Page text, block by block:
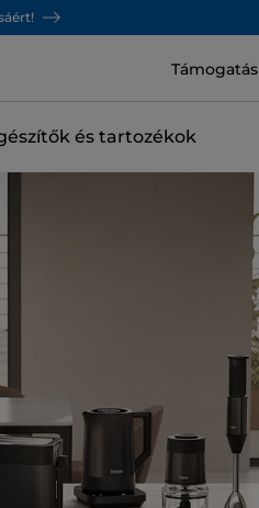
Támogatás
és tartozékok